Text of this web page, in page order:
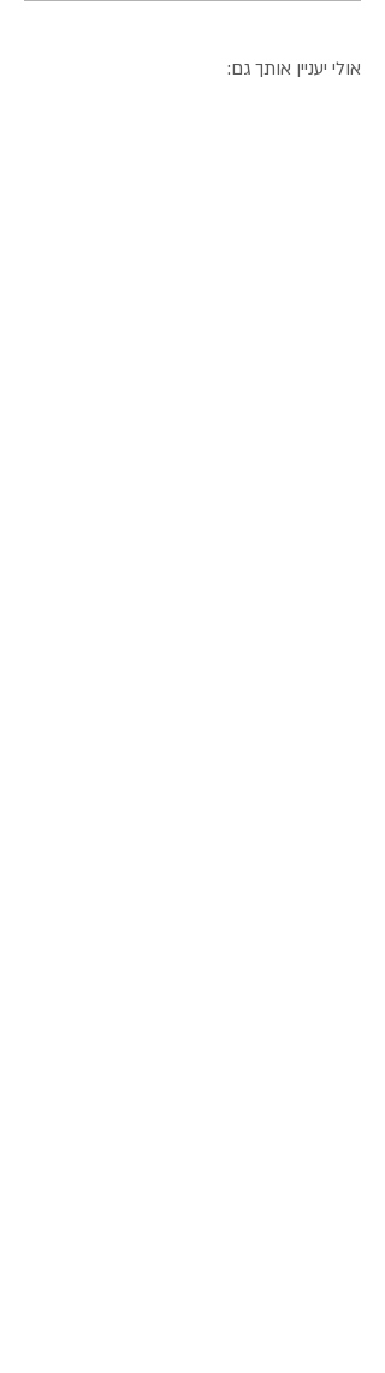
אולי יעניין אותך גם: